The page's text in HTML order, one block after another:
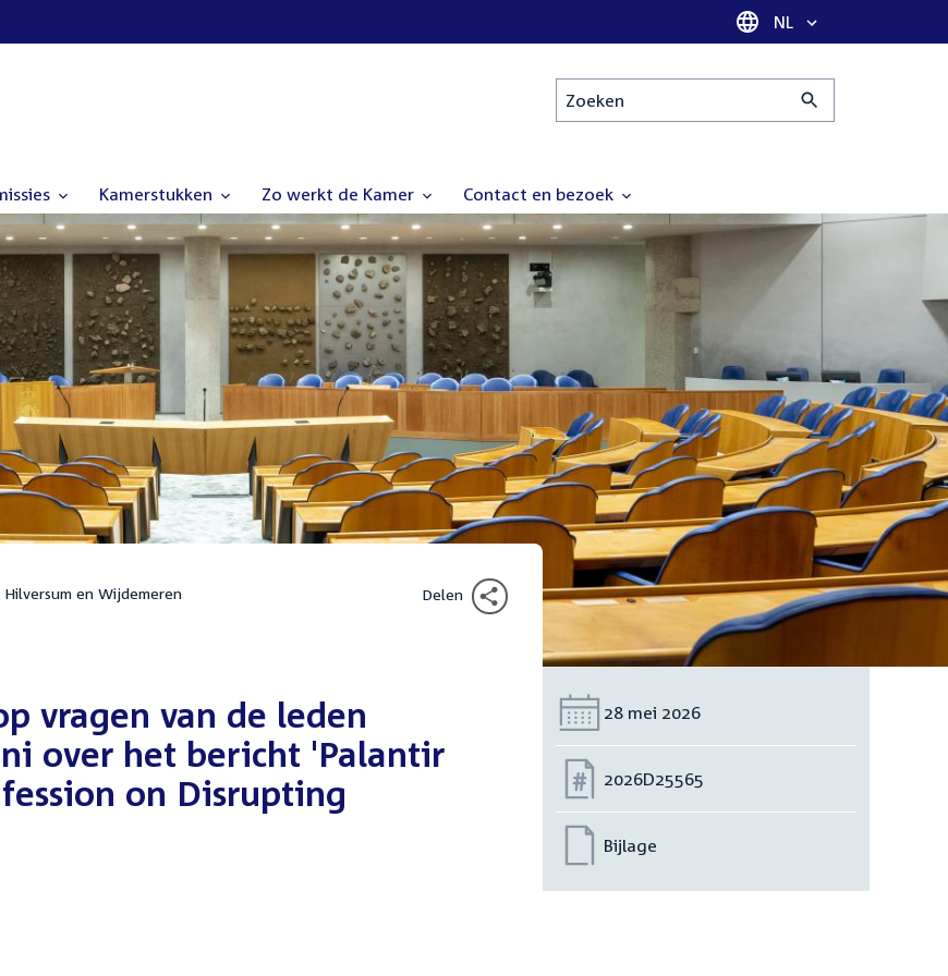
Taal selectie
NL
Zoeken
Kamerstukken Zo werkt de Kamer Contact en bezoek
en Wijdemeren Delen
vragen van de leden
over het bericht 'Palantir
on Disrupting
Datum:
28 mei 2026
Nummer:
2026D25565
Bijlage